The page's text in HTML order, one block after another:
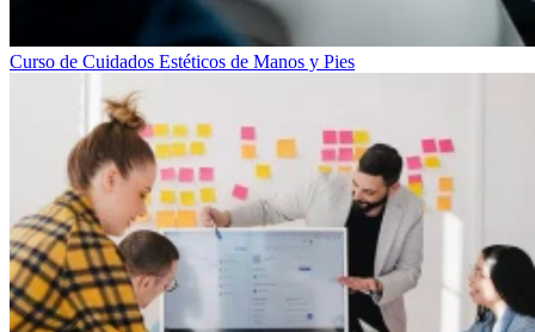
Curso de Cuidados Estéticos de Manos y Pies